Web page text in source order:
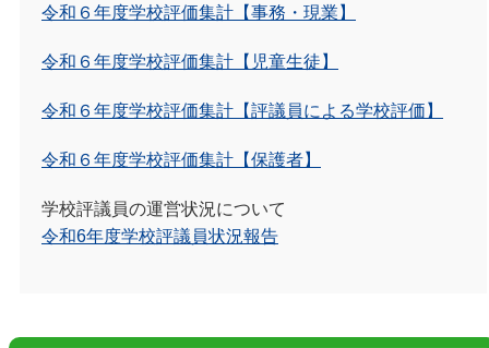
令和６年度学校評価集計【事務・現業】
令和６年度学校評価集計【児童生徒】
令和６年度学校評価集計【評議員による学校評価】
令和６年度学校評価集計【保護者】
学校評議員の運営状況について
令和6年度学校評議員状況報告